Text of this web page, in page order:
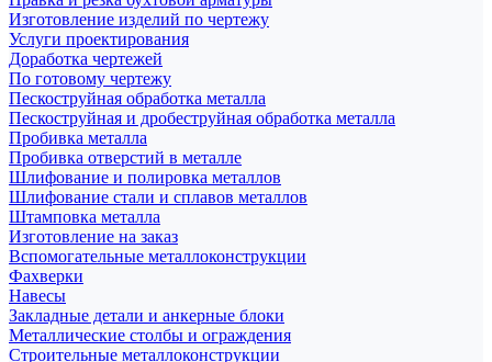
Изготовление изделий по чертежу
Услуги проектирования
Доработка чертежей
По готовому чертежу
Пескоструйная обработка металла
Пескоструйная и дробеструйная обработка металла
Пробивка металла
Пробивка отверстий в металле
Шлифование и полировка металлов
Шлифование стали и сплавов металлов
Штамповка металла
Изготовление на заказ
Вспомогательные металлоконструкции
Фахверки
Навесы
Закладные детали и анкерные блоки
Металлические столбы и ограждения
Строительные металлоконструкции